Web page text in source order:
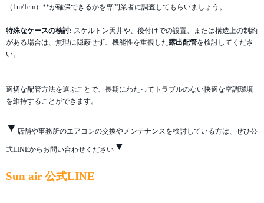
（1m/1cm）**が確保できるかを専門業者に調査してもらいましょう。
特殊なケースの検討: スケルトン天井や、後付けでの設置、または構造上の制約
がある場合は、無理に隠蔽せず、機能性を重視した露出配管を検討してくださ
い。
適切な配管方法を選ぶことで、長期にわたってトラブルのない快適な空調環境
を維持することができます。
▼ 店舗や事務所のエアコンの交換やメンテナンスを検討している方は、ぜひ公
式LINEからお問い合わせください ▼
Sun air 公式LINE